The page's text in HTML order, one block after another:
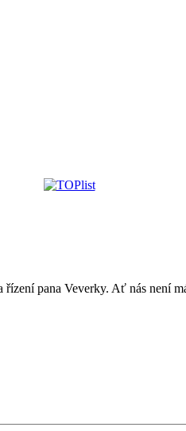
pana Veverky. Ať nás není